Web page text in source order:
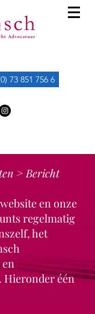
73 851 756 6
> Bericht
en onze
regelmatig
het
Hieronder één